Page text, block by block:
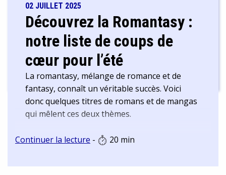
02 JUILLET 2025
Découvrez la Romantasy :
notre liste de coups de
cœur pour l’été
La romantasy, mélange de romance et de
fantasy, connaît un véritable succès. Voici
donc quelques titres de romans et de mangas
qui mêlent ces deux thèmes.
Continuer la lecture - 20 min